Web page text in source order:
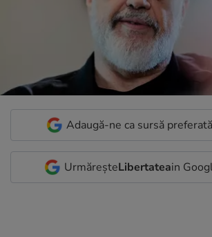
Adaugă-ne ca sursă
UrmăreșteLibertateain